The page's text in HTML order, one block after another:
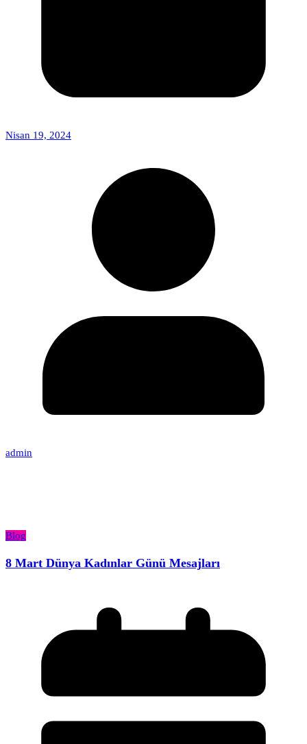
Nisan 19, 2024
admin
Blog
8 Mart Dünya Kadınlar Günü Mesajları